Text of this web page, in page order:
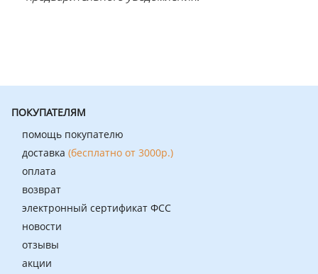
ПОКУПАТЕЛЯМ
помощь покупателю
доставка (бесплатно от 3000р.)
оплата
возврат
электронный сертификат ФСС
новости
отзывы
акции